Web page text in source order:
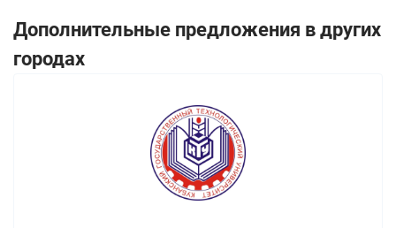
Дополнительные предложения в других
городах